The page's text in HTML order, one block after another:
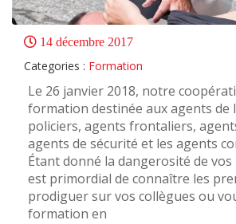
14 décembre 2017
Categories : Formation
Le 26 janvier 2018, notre
formation destinée aux agents de
policiers, agents frontaliers,
agents de sécurité et les agents
Étant donné la dangerosité de
est primordial de connaître les
prodiguer sur vos collègues ou
formation en